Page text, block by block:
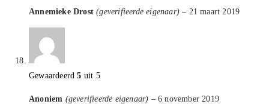
Annemieke Drost(geverifieerde eigenaar) – 21 maart 2019
Gewaardeerd5 uit 5
Anoniem (geverifieerde eigenaar) – 6 november 2019